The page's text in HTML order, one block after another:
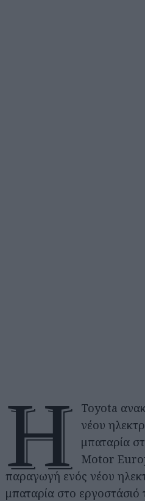
Η
Toyota
νέου
μπαταρία
Motor
παραγωγή ενός νέου
μπαταρία στο